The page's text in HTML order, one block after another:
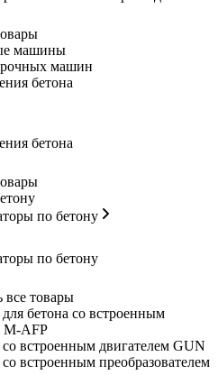
машины
машин
бетона
бетона
по бетону
по бетону
все товары
бетона со встроенным
M-AFP
встроенным двигателем GUN
встроенным преобразователем